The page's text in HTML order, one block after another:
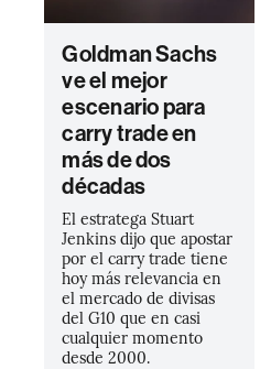
Goldman Sachs
ve el mejor
escenario para
carry trade en
más de dos
décadas
El estratega Stuart
Jenkins dijo que apostar
por el carry trade tiene
hoy más relevancia en
el mercado de divisas
del G10 que en casi
cualquier momento
desde 2000.